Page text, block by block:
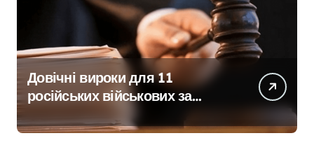
Довічні вироки для 11
російських військових за
Київщині